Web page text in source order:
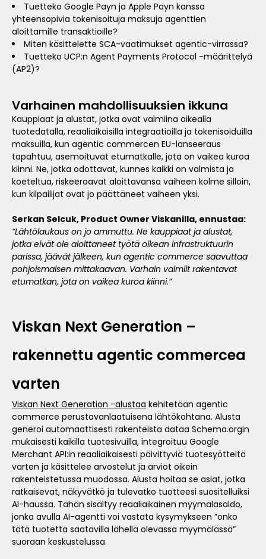
Tuetteko Google Payn ja Apple Payn kanssa
yhteensopivia tokenisoituja maksuja agenttien
aloittamille transaktioille?
Miten käsittelette SCA-vaatimukset agentic-virrassa?
Tuetteko UCP:n Agent Payments Protocol -määrittelyä
(AP2)?
Varhainen mahdollisuuksien ikkuna
Kauppiaat ja alustat, jotka ovat valmiina oikealla
tuotedatalla, reaaliaikaisilla integraatioilla ja tokenisoiduilla
maksuilla, kun agentic commercen EU-lanseeraus
tapahtuu, asemoituvat etumatkalle, jota on vaikea kuroa
kiinni. Ne, jotka odottavat, kunnes kaikki on valmista ja
koeteltua, riskeeraavat aloittavansa vaiheen kolme silloin,
kun kilpailijat ovat jo päättäneet vaiheen yksi.
Serkan Selcuk, Product Owner Viskanilla, ennustaa:
”Lähtölaukaus on jo ammuttu. Ne kauppiaat ja alustat,
jotka eivät ole aloittaneet työtä oikean infrastruktuurin
parissa, jäävät jälkeen, kun agentic commerce saavuttaa
pohjoismaisen mittakaavan. Varhain valmiit rakentavat
etumatkan, jota on vaikea kuroa kiinni.”
Viskan Next Generation –
rakennettu agentic commercea
varten
Viskan Next Generation -alustaa kehitetään agentic
commerce perustavanlaatuisena lähtökohtana. Alusta
generoi automaattisesti rakenteista dataa Schema.orgin
mukaisesti kaikilla tuotesivuilla, integroituu Google
Merchant API:in reaaliaikaisesti päivittyviä tuotesyötteitä
varten ja käsittelee arvostelut ja arviot oikein
rakenteistetussa muodossa. Alusta hoitaa se asiat, jotka
ratkaisevat, näkyvätkö ja tulevatko tuotteesi suositelluiksi
AI-haussa. Tähän sisältyy reaaliaikainen myymäläsaldo,
jonka avulla AI-agentti voi vastata kysymykseen ”onko
tätä tuotetta saatavilla lähellä olevassa myymälässä”
suoraan keskustelussa.